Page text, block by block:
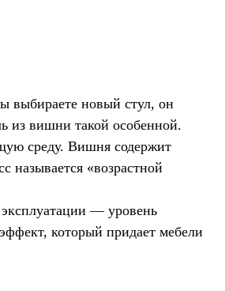
выбираете новый стул, он
из вишни такой особенной.
среду. Вишня содержит
называется «возрастной
эксплуатации — уровень
который придает мебели